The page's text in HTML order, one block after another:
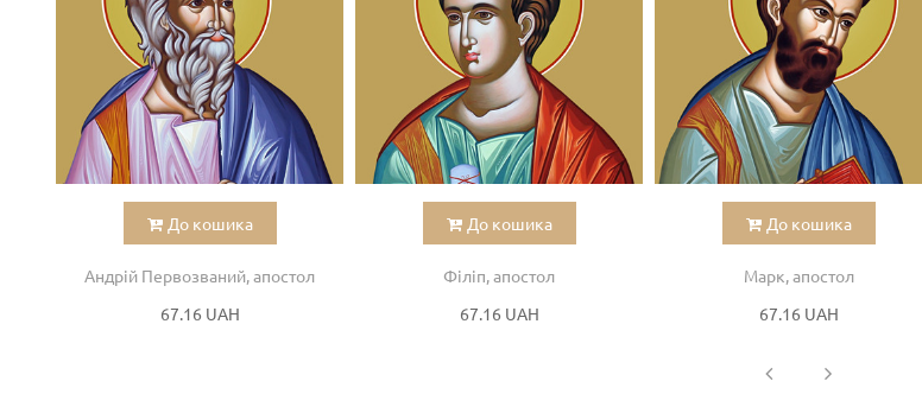
До кошика
Андрій Первозваний, апостол
67.16 UAH
До кошика
Філіп, апостол
67.16 UAH
До кошика
Марк, апостол
67.16 UAH